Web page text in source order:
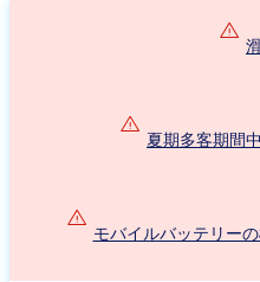
夏期多客期間
モバイルバッテリー